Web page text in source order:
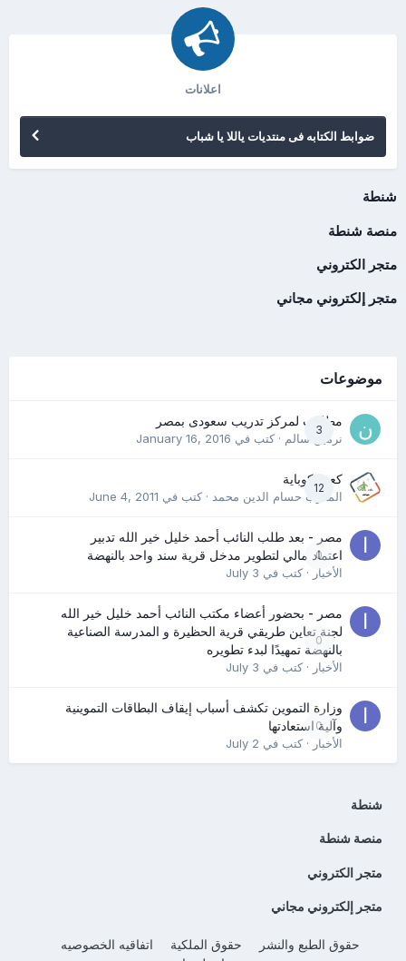
اعلانات
ضوابط الكتابه فى منتديات ياللا يا شباب
شنطة
منصة شنطة
متجر الكتروني
متجر إلكتروني مجاني
موضوعات
3
مطلوب لمركز تدريب سعودى بمصر
نرمين سالم· كتب في January 16, 2016
12
كعب كوباية
المدرب حسام الدين محمد· كتب في June 4, 2011
0
مصر - بعد طلب النائب أحمد خليل خير الله تدبير
اعتماد مالي لتطوير مدخل قرية سند واحد بالنهضة
الأخبار· كتب في July 3
0
مصر - بحضور أعضاء مكتب النائب أحمد خليل خير الله
لجنة تعاين طريقي قرية الحظيرة و المدرسة الصناعية
بالنهضة تمهيدًا لبدء تطويره
الأخبار· كتب في July 3
0
وزارة التموين تكشف أسباب إيقاف البطاقات التموينية
وآلية استعادتها
الأخبار· كتب في July 2
شنطة
منصة شنطة
متجر الكتروني
متجر إلكتروني مجاني
حقوق الطبع والنشر حقوق الملكية
اتفاقيه الخصوصيه